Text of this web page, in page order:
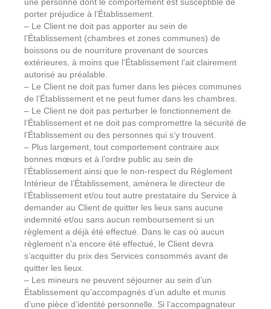
porter préjudice à l’Établissement.
– Le Client ne doit pas apporter au sein de
l’Établissement (chambres et zones communes) de
boissons ou de nourriture provenant de sources
extérieures, à moins que l’Établissement l’ait clairement
autorisé au préalable.
– Le Client ne doit pas fumer dans les pièces communes
de l’Établissement et ne peut fumer dans les chambres.
– Le Client ne doit pas perturber le fonctionnement de
l’Établissement et ne doit pas compromettre la sécurité de
l’Établissement ou des personnes qui s’y trouvent.
– Plus largement, tout comportement contraire aux
bonnes mœurs et à l’ordre public au sein de
l’Établissement ainsi que le non-respect du Règlement
Intérieur de l’Établissement, amènera le directeur de
l’Établissement et/ou tout autre prestataire du Service à
demander au Client de quitter les lieux sans aucune
indemnité et/ou sans aucun remboursement si un
règlement a déjà été effectué. Dans le cas où aucun
règlement n’a encore été effectué, le Client devra
s’acquitter du prix des Services consommés avant de
quitter les lieux.
– Les mineurs ne peuvent séjourner au sein d’un
Établissement qu’accompagnés d’un adulte et munis
d’une pièce d’identité personnelle. Si l’accompagnateur